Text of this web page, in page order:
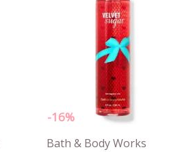
-16%
Bath & Body Works